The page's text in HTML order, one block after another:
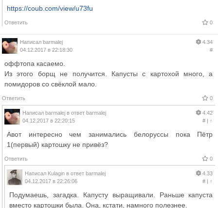
https://coub.com/view/u73fu
Ответить 0
Написал barmalej
04.12.2017 в 22:18:30
4.34
#
оффтопа касаемо.
Из этого борщ не получится. Капусты с картохой много, а
помидоров со свёклой мало.
Ответить 0
Написал barmalej в ответ barmalej
04.12.2017 в 22:20:15
4.42
#| ↑
Авот интересно чем занимались белоруссы пока Пётр
1(первый) картошку не привёз?
Ответить 0
Написал Kulagin в ответ barmalej
04.12.2017 в 22:26:06
4.33
#| ↑
Подумаешь, загадка. Капусту выращивали. Раньше капуста
вместо картошки была. Она, кстати, намного полезнее.